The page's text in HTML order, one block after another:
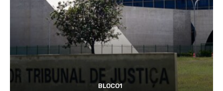
BLOCO1